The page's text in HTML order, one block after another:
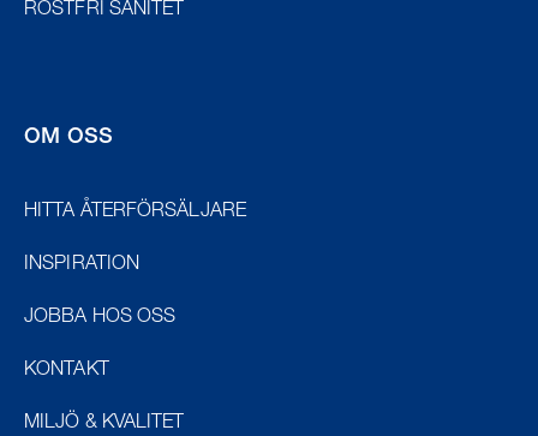
ROSTFRI SANITET
OM OSS
HITTA ÅTERFÖRSÄLJARE
INSPIRATION
JOBBA HOS OSS
KONTAKT
MILJÖ & KVALITET